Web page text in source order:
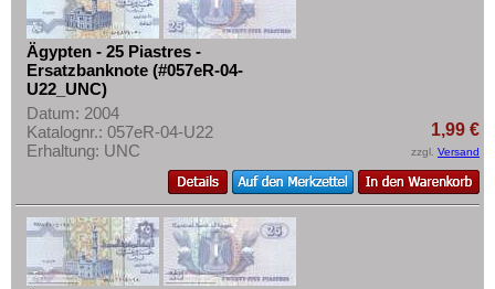
Swaziland
Tansania
Togo
Tschad
Tunesien
Westafrikanische Staaten
Zaire
Zentralafrikanische Republik
Ägypten - 25 Piastres -
Ersatzbanknote (#057eR-04-
U22_UNC)
Datum: 2004
Katalognr.: 057eR-04-U22
Erhaltung: UNC
1,99 €
zzgl. Versand